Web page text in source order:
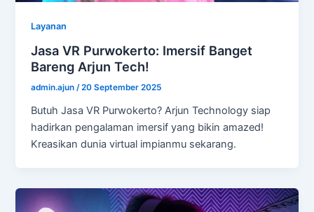
Layanan
Jasa VR Purwokerto: Imersif Banget
Bareng Arjun Tech!
admin.ajun/20 September 2025
Butuh Jasa VR Purwokerto? Arjun Technology siap
hadirkan pengalaman imersif yang bikin amazed!
Kreasikan dunia virtual impianmu sekarang.